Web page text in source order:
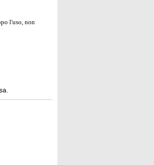
l'uso, non